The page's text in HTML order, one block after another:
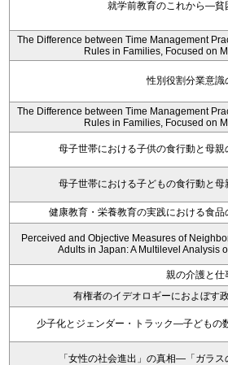
就学前教育のこれから―
The Difference between Time Management
Rules in Families, Focused on
性別役割分業意
The Difference between Time Management
Rules in Families, Focused on
母子世帯における子供の食行動と母
母子世帯における子どもの食行動と
健康教育・栄養教育の実践における食
Perceived and Objective Measures of
Adults in Japan: A Multilevel Analysis
親の介護と仕
有権者のイデオロギーにおよぼす
少子化とジェンダー・トラック―子どもの
「女性の社会進出」の真相―「ガラ